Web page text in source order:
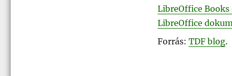
LibreOffice Books
LibreOffice
Forrás: TDF blog.